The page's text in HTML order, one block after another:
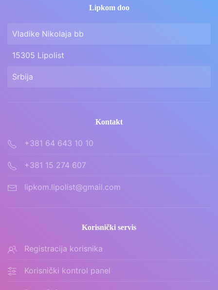
Lipkom doo
Vladike Nikolaja bb
15305 Lipolist
Srbija
Kontakt
+381 64 643 10 10
+381 15 274 607
lipkom.lipolist@gmail.com
Korisnički servis
Registracija korisnika
Korisnički kontrol panel